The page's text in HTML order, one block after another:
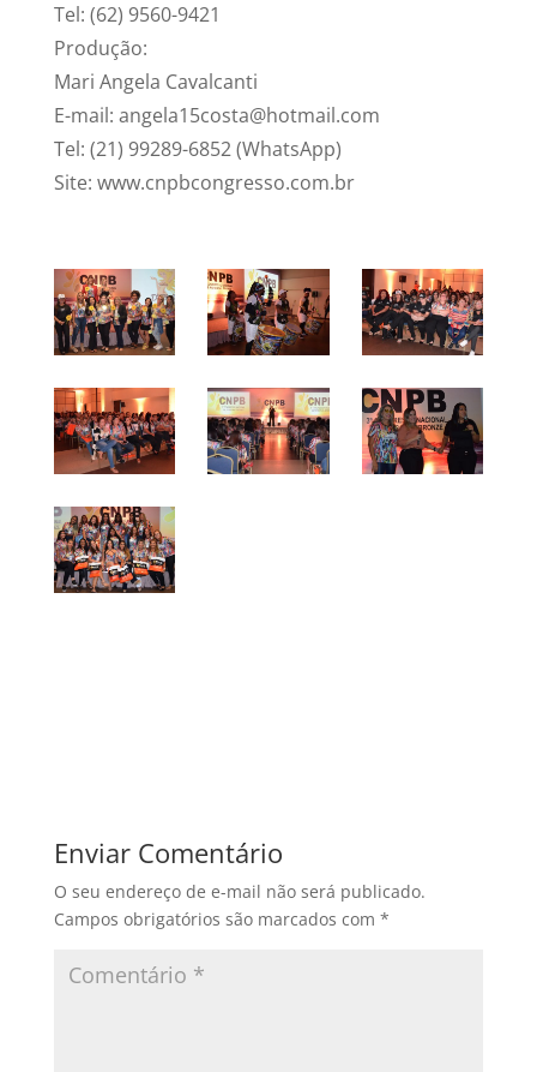
Tel: (62) 9560-9421
Produção:
Mari Angela Cavalcanti
E-mail: angela15costa@hotmail.com
Tel: (21) 99289-6852 (WhatsApp)
Site: www.cnpbcongresso.com.br
Enviar Comentário
O seu endereço de e-mail não será publicado.
Campos obrigatórios são marcados com *